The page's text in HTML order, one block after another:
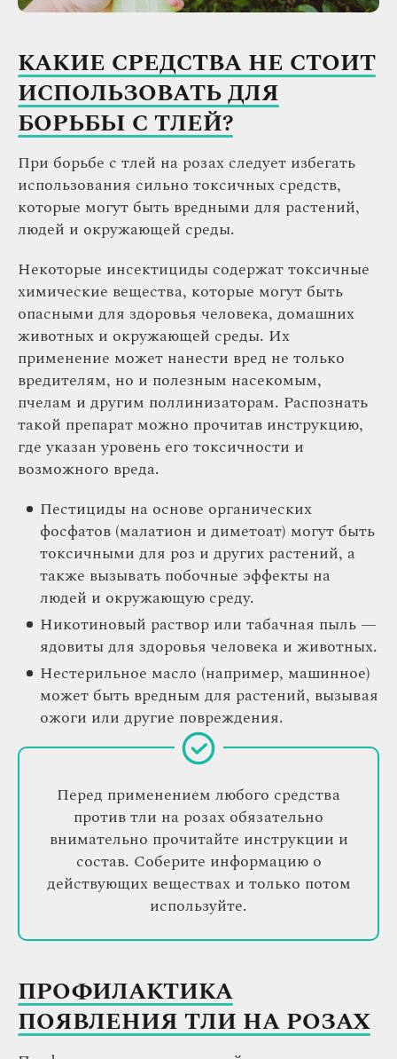
КАКИЕ СРЕДСТВА НЕ СТОИТ
ИСПОЛЬЗОВАТЬ ДЛЯ
БОРЬБЫ С ТЛЕЙ?
При борьбе с тлей на розах следует избегать
использования сильно токсичных средств,
которые могут быть вредными для растений,
людей и окружающей среды.
Некоторые инсектициды содержат токсичные
химические вещества, которые могут быть
опасными для здоровья человека, домашних
животных и окружающей среды. Их
применение может нанести вред не только
вредителям, но и полезным насекомым,
пчелам и другим поллинизаторам. Распознать
такой препарат можно прочитав инструкцию,
где указан уровень его токсичности и
возможного вреда.
Пестициды на основе органических
фосфатов (малатион и диметоат) могут быть
токсичными для роз и других растений, а
также вызывать побочные эффекты на
людей и окружающую среду.
Никотиновый раствор или табачная пыль —
ядовиты для здоровья человека и животных.
Нестерильное масло (например, машинное)
может быть вредным для растений, вызывая
ожоги или другие повреждения.
Перед применением любого средства
против тли на розах обязательно
внимательно прочитайте инструкции и
состав. Соберите информацию о
действующих веществах и только потом
используйте.
ПРОФИЛАКТИКА
ПОЯВЛЕНИЯ ТЛИ НА РОЗАХ